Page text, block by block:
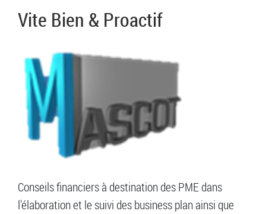
Vite Bien & Proactif
Conseils financiers à destination des PME dans
l'élaboration et le suivi des business plan ainsi que